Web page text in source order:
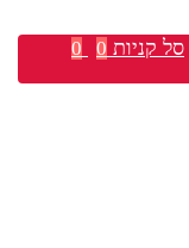
סל קניות 0
0